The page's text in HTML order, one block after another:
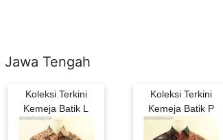
Jawa Tengah
Koleksi Terkini
Kemeja Batik L
Koleksi Terkini
Kemeja Batik P